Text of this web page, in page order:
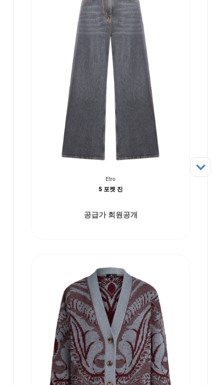
Etro
5 포켓 진
공급가 회원공개